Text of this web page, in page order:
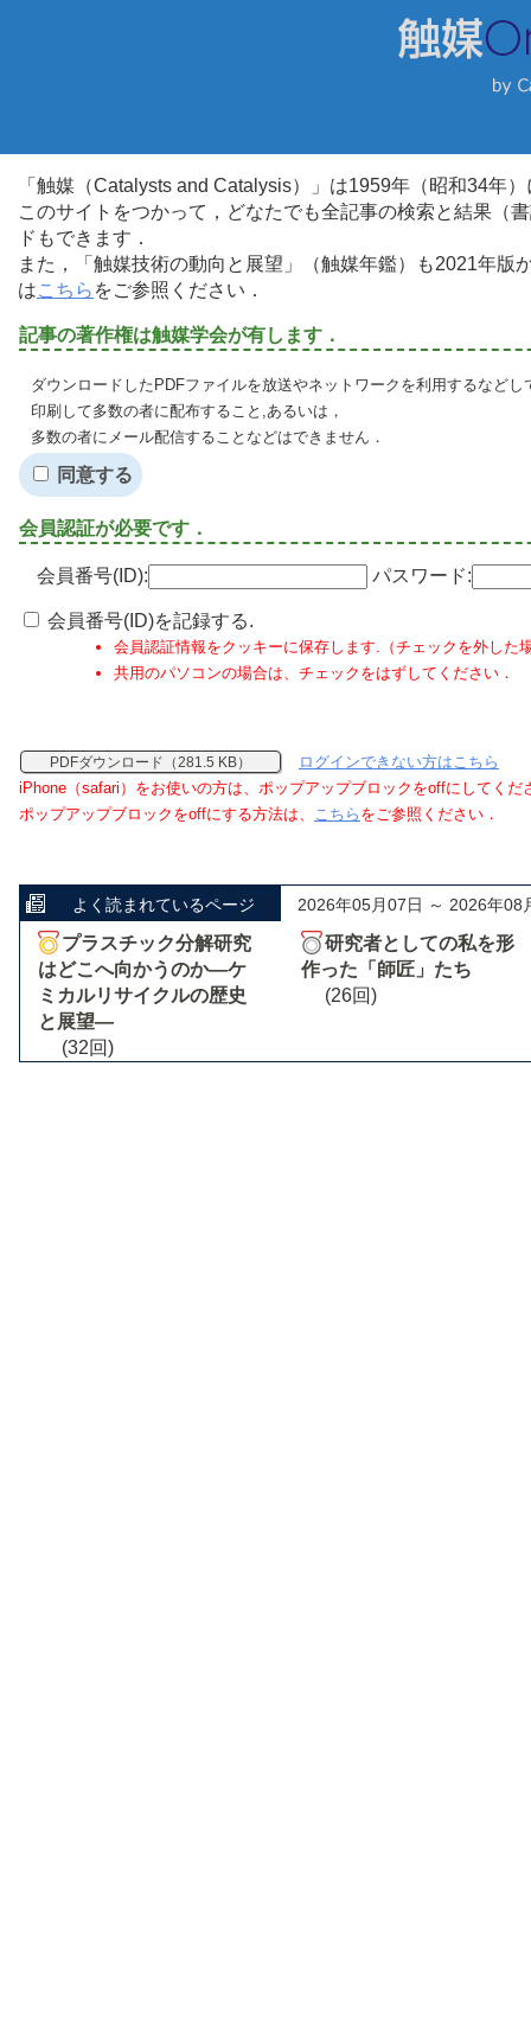
「触媒（Catalysts and Catalysis）」は1959年（昭和34年
このサイトをつかって，どなたでも全記事の検索と結果（
ドもできます．
また，「触媒技術の動向と展望」（触媒年鑑）も2021年
はこちら をご参照ください．
記事の著作権は触媒学会が有します．
ダウンロードしたPDFファイルを放送やネットワークを利用するなど
印刷して多数の者に配布すること,あるいは，
多数の者にメール配信することなどはできません．
同意する
会員認証が必要です．
会員番号(ID): パスワード:
会員番号(ID)を記録する.
会員認証情報をクッキーに保存します.（チェックを外した
共用のパソコンの場合は、チェックをはずしてください．
PDFダウンロード（281.5 KB）
ログインできない方はこちら
iPhone（safari）をお使いの方は、ポップアップブロックをoffにしてくだ
ポップアップブロックをoffにする方法は、 こちら をご参照ください．
よく読まれているページ 2026年05月07日 ～ 2026年08
プラスチック分解研究
はどこへ向かうのか―ケ
ミカルリサイクルの歴史
と展望―
(32回)
研究者としての私を形
作った「師匠」たち
(26回)